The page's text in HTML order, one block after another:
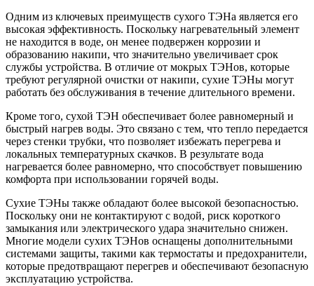
Одним из ключевых преимуществ сухого ТЭНа является его
высокая эффективность. Поскольку нагревательный элемент
не находится в воде, он менее подвержен коррозии и
образованию накипи, что значительно увеличивает срок
службы устройства. В отличие от мокрых ТЭНов, которые
требуют регулярной очистки от накипи, сухие ТЭНы могут
работать без обслуживания в течение длительного времени.
Кроме того, сухой ТЭН обеспечивает более равномерный и
быстрый нагрев воды. Это связано с тем, что тепло передается
через стенки трубки, что позволяет избежать перегрева и
локальных температурных скачков. В результате вода
нагревается более равномерно, что способствует повышению
комфорта при использовании горячей воды.
Сухие ТЭНы также обладают более высокой безопасностью.
Поскольку они не контактируют с водой, риск короткого
замыкания или электрического удара значительно снижен.
Многие модели сухих ТЭНов оснащены дополнительными
системами защиты, такими как термостаты и предохранители,
которые предотвращают перегрев и обеспечивают безопасную
эксплуатацию устройства.